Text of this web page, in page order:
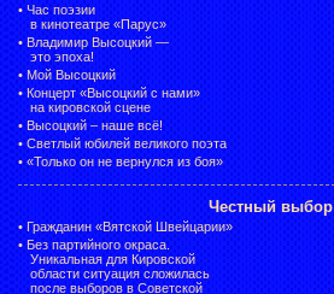
• Час поэзии
в кинотеатре «Парус»
• Владимир Высоцкий —
это эпоха!
• Мой Высоцкий
• Концерт «Высоцкий с нами»
на кировской сцене
• Высоцкий – наше всё!
• Светлый юбилей великого поэта
• «Только он не вернулся из боя»
Честный выбор
• Гражданин «Вятской Швейцарии»
• Без партийного окраса.
Уникальная для Кировской
области ситуация сложилась
после выборов в Советской